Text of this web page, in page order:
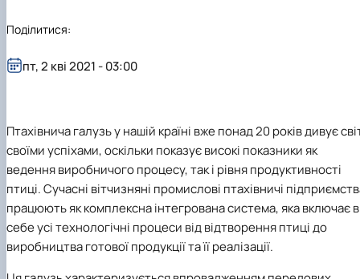
Птахівнича галузь у нашій країні вже понад 20 років дивує
своїми успіхами, оскільки показує високі показники як
ведення виробничого процесу, так і рівня продуктивності
птиці. Сучасні вітчизняні промислові птахівничі
працюють як комплексна інтегрована система, яка включає в
себе усі технологічні процеси від відтворення птиці до
виробництва готової продукції та її реалізації.
пт, 2 кві 2021 - 03:00
Поділитися: